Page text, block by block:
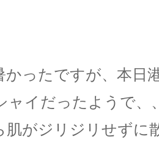
かったですが、本日
ャイだったようで、
肌がジリジリせずに